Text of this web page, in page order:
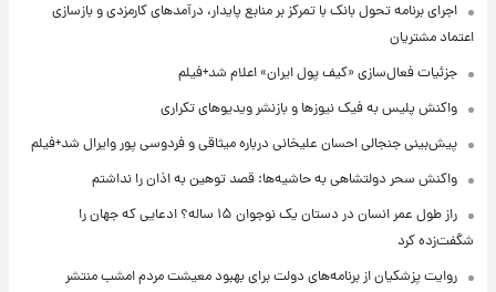
اجرای برنامه تحول بانک با تمرکز بر منابع پایدار، درآمدهای کارمزدی و بازسازی
اعتماد مشتریان
جزئیات فعال‌سازی «کیف پول ایران» اعلام شد+فیلم
واکنش پلیس به فیک نیوزها و بازنشر ویدیوهای تکراری
پیش‌بینی جنجالی احسان علیخانی درباره میثاقی و فردوسی پور وایرال شد+فیلم
واکنش سحر دولتشاهی به حاشیه‌ها: قصد توهین به اذان را نداشتم
راز طول عمر انسان در دستان یک نوجوان ۱۵ ساله؟ ادعایی که جهان را
شگفت‌زده کرد
روایت پزشکیان از برنامه‌های دولت برای بهبود معیشت مردم امشب منتشر